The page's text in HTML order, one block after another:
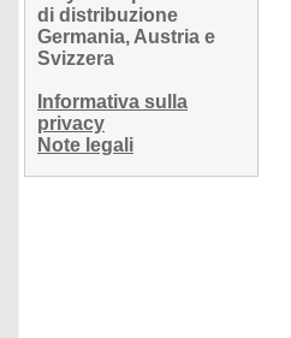
di distribuzione
Germania, Austria e
Svizzera
Informativa sulla
privacy
Note legali